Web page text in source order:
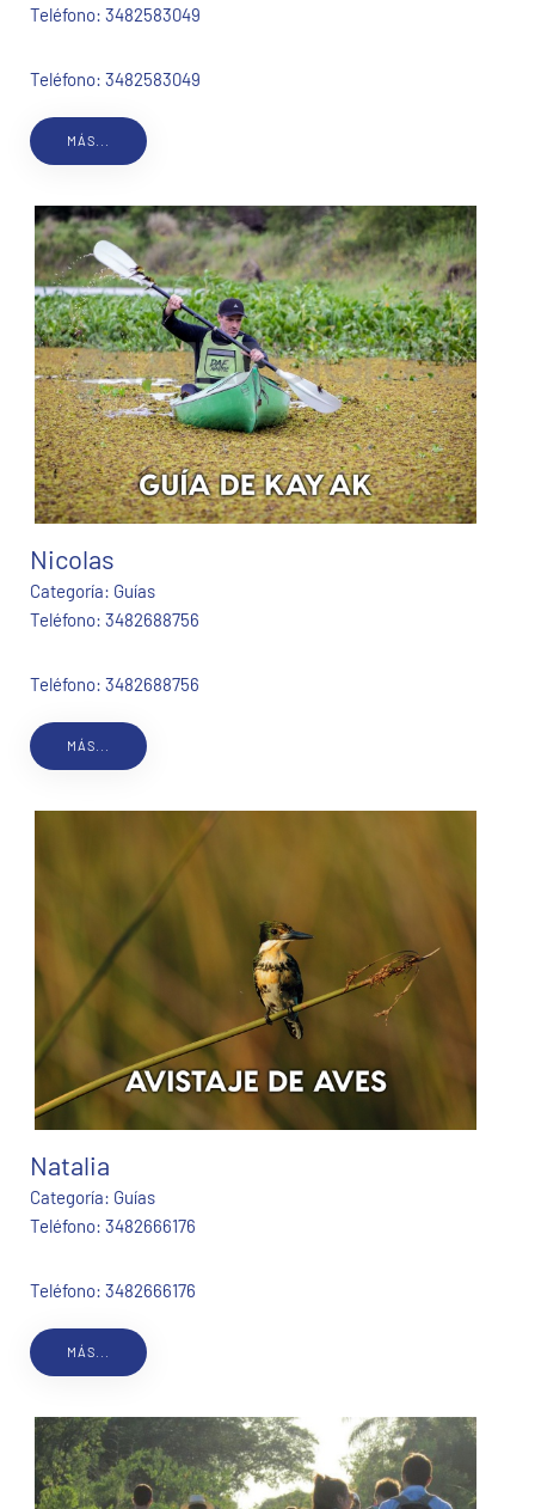
Teléfono: 3482583049
Teléfono: 3482583049
MÁS...
Nicolas
Categoría: Guías
Teléfono: 3482688756
Teléfono: 3482688756
MÁS...
Natalia
Categoría: Guías
Teléfono: 3482666176
Teléfono: 3482666176
MÁS...